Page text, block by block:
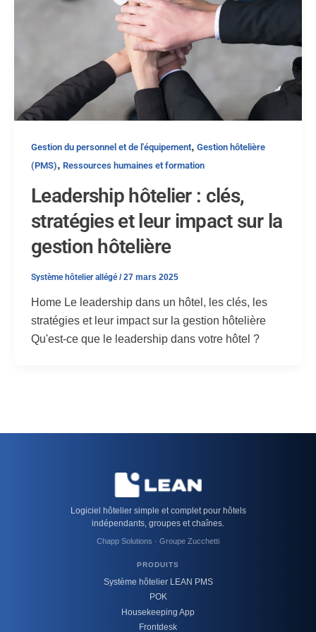
Gestion du personnel et de l'équipement, Gestion hôtelière
(PMS), Ressources humaines et formation
Leadership hôtelier : clés,
stratégies et leur impact sur la
gestion hôtelière
Système hôtelier allégé /27 mars 2025
Home Le leadership dans un hôtel, les clés, les
stratégies et leur impact sur la gestion hôtelière
Qu'est-ce que le leadership dans votre hôtel ?
Logiciel hôtelier simple et complet pour hôtels
indépendants, groupes et chaînes.
Chapp Solutions · Groupe Zucchetti
PRODUITS
Système hôtelier LEAN PMS
POK
Housekeeping App
Frontdesk